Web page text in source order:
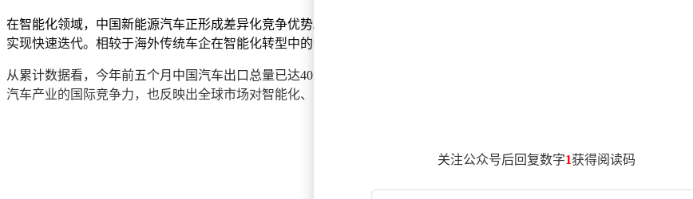
在智能化领域，中国新能源汽车正形成差异化竞争优势。据中国汽车工业协会副秘书长陈士华分析，国内车企通过深度
实现快速迭代。相较于海外传统车企在智能化转型中的滞后，中国品牌凭借本土化创新功能与高频次软件升级，逐步构建
从累计数据看，今年前五个月中国汽车出口总量已达405.9万辆，同比增长63%。其中新能源汽车出口占比突破45%，以
汽车产业的国际竞争力，也反映出全球市场对智能化、电动化出行解决方案的旺盛需求。随着技术迭代与市场布局的深化
关注公众号后回复数字1获得阅读码